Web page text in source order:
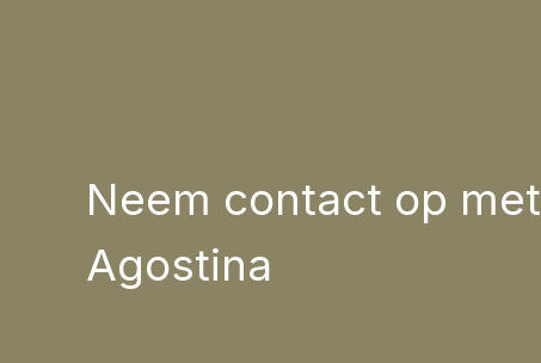
Neem contact op met
Agostina